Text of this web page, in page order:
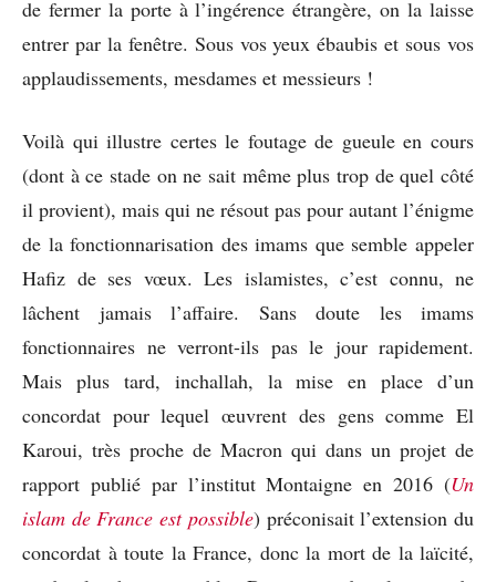
de fermer la porte à l’ingérence étrangère, on la laisse
entrer par la fenêtre. Sous vos yeux ébaubis et sous vos
applaudissements, mesdames et messieurs !
Voilà qui illustre certes le foutage de gueule en cours
(dont à ce stade on ne sait même plus trop de quel côté
il provient), mais qui ne résout pas pour autant l’énigme
de la fonctionnarisation des imams que semble appeler
Hafiz de ses vœux. Les islamistes, c’est connu, ne
lâchent jamais l’affaire. Sans doute les imams
fonctionnaires ne verront-ils pas le jour rapidement.
Mais plus tard, inchallah, la mise en place d’un
concordat pour lequel œuvrent des gens comme El
Karoui, très proche de Macron qui dans un projet de
rapport publié par l’institut Montaigne en 2016 (Un
islam de France est possible) préconisait l’extension du
concordat à toute la France, donc la mort de la laïcité,